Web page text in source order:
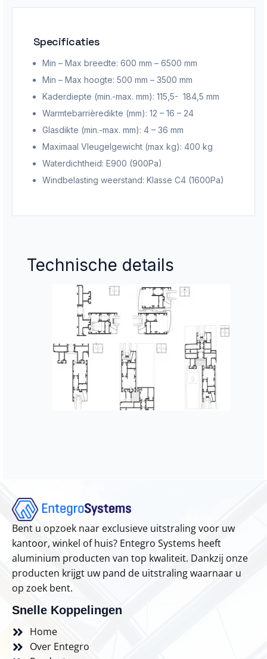
Specificaties
Min – Max breedte: 600 mm – 6500 mm
Min – Max hoogte: 500 mm – 3500 mm
Kaderdiepte (min.-max. mm): 115,5- 184,5 mm
Warmtebarrièredikte (mm): 12 – 16 – 24
Glasdikte (min.-max. mm): 4 – 36 mm
Maximaal Vleugelgewicht (max kg): 400 kg
Waterdichtheid: E900 (900Pa)
Windbelasting weerstand: Klasse C4 (1600Pa)
Technische details
Bent u opzoek naar exclusieve uitstraling voor uw
kantoor, winkel of huis? Entegro Systems heeft
aluminium producten van top kwaliteit. Dankzij onze
producten krijgt uw pand de uitstraling waarnaar u
op zoek bent.
Snelle Koppelingen
Home
Over Entegro